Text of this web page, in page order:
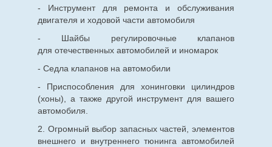
- Инструмент для ремонта и обслуживания
двигателя и ходовой части автомобиля
- Шайбы регулировочные клапанов
для отечественныхавтомобилей и иномарок
- Седла клапанов на автомобили
- Приспособления для хонинговки цилиндров
(хоны), а также другой инструмент для вашего
автомобиля.
2. Огромный выбор запасных частей, элементов
внешнего и внутреннего тюнинга автомобилей